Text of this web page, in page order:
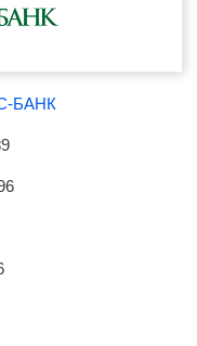
БАНК